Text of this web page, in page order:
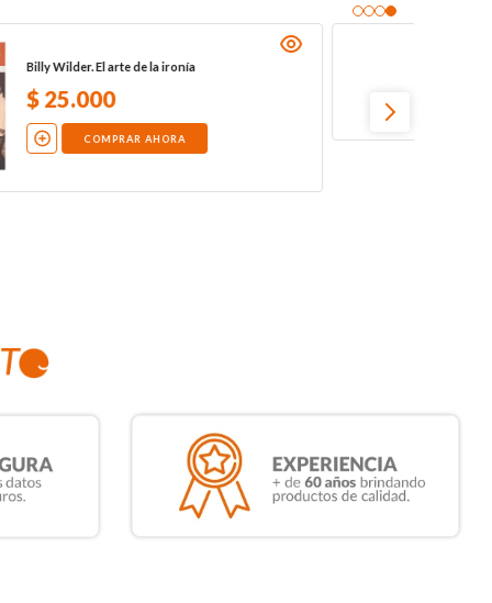
Charles Baudelaire - Verdugo de sí mismo
$
COMPRAR AHORA